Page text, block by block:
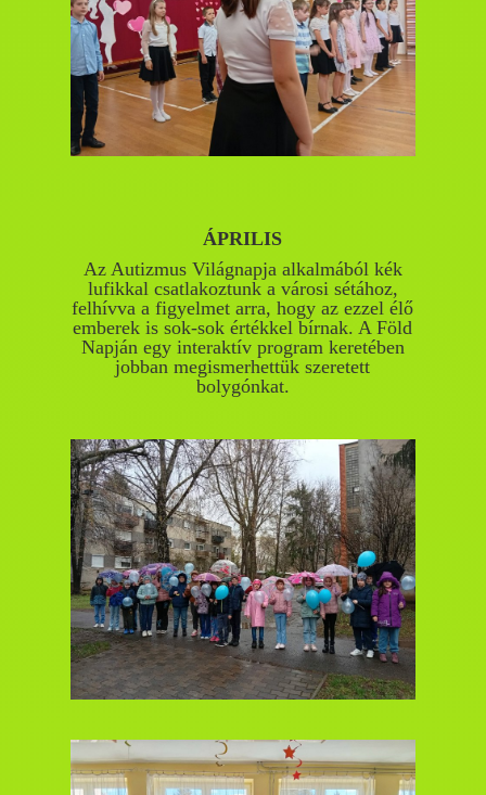
ÁPRILIS
Az Autizmus Világnapja alkalmából kék
lufikkal csatlakoztunk a városi sétához,
felhívva a figyelmet arra, hogy az ezzel élő
emberek is sok-sok értékkel bírnak. A Föld
Napján egy interaktív program keretében
jobban megismerhettük szeretett
bolygónkat.